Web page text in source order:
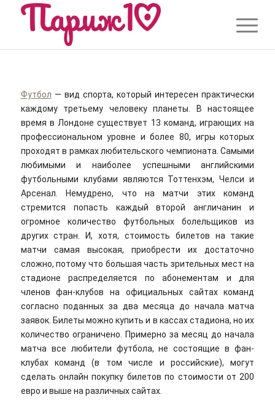
Футбол — вид спорта, который интересен практически
каждому третьему человеку планеты. В настоящее
время в Лондоне существует 13 команд, играющих на
профессиональном уровне и более 80, игры которых
проходят в рамках любительского чемпионата. Самыми
любимыми и наиболее успешными английскими
футбольными клубами являются Тоттенхэм, Челси и
Арсенал. Немудрено, что на матчи этих команд
стремится попасть каждый второй англичанин и
огромное количество футбольных болельщиков из
других стран. И, хотя, стоимость билетов на такие
матчи самая высокая, приобрести их достаточно
сложно, потому что большая часть зрительных мест на
стадионе распределяется по абонементам и для
членов фан-клубов на официальных сайтах команд
согласно поданных за два месяца до начала матча
заявок. Билеты можно купить и в кассах стадиона, но их
количество ограничено. Примерно за месяц до начала
матча все любители футбола, не состоящие в фан-
клубах команд (в том числе и российские), могут
сделать онлайн покупку билетов по стоимости от 200
евро и выше на различных сайтах.